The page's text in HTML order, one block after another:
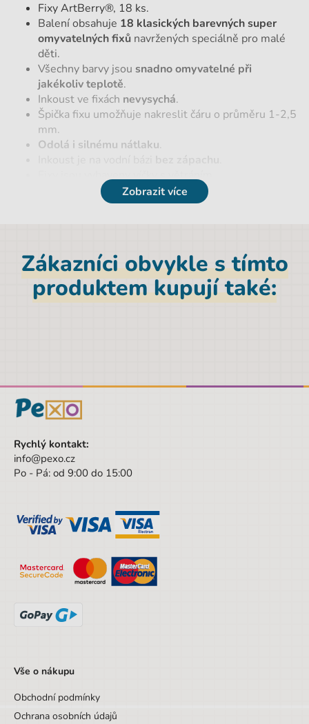
Fixy ArtBerry®, 18 ks.
Balení obsahuje 18 klasických barevných super
omyvatelných fixů navržených speciálně pro malé
děti.
Všechny barvy jsou snadno omyvatelné při
jakékoliv teplotě.
Inkoust ve fixách nevysychá.
Špička fixu umožňuje nakreslit čáru o průměru 1-2,5
mm.
Odolá i silnému nátlaku.
Evropský certifikát kvality zaručuje
toxických látek.
EAN
4041485330516
Počet barev
Pohlaví
Druh
Hloubka
Šířka obalu
Hloubka obalu
Designová položka
Motiv
Zobrazit více
Zákazníci obvykle s tímto
produktem kupují také:
Rychlý kontakt:
info@pexo.cz
Po - Pá: od 9:00 do 15:00
Vše o nákupu
Obchodní podmínky
Ochrana osobních údajů